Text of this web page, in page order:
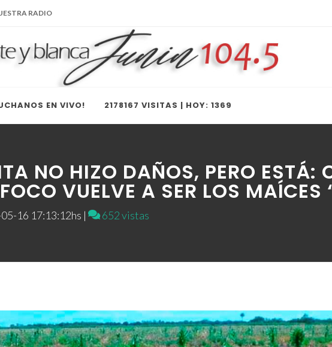
RADIO
EN VIVO! 2178167 VISITAS | HOY: 1369
NO HIZO DAÑOS, PERO ESTÁ:
VUELVE A SER LOS MAÍCES
16 17:13:12hs | 652 vistas